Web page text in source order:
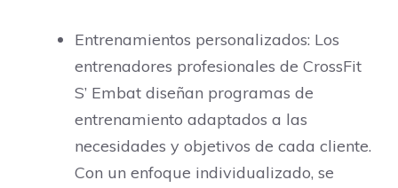
Entrenamientos personalizados: Los
entrenadores profesionales de CrossFit
S’ Embat diseñan programas de
entrenamiento adaptados a las
necesidades y objetivos de cada cliente.
Con un enfoque individualizado, se